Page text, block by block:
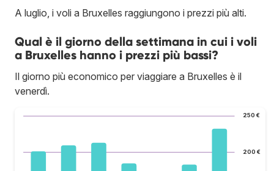
A luglio, i voli a Bruxelles raggiungono i prezzi più alti.
Qual è il giorno della settimana in cui i voli
a Bruxelles hanno i prezzi più bassi?
Il giorno più economico per viaggiare a Bruxelles è il
venerdì.
200 €
250 €